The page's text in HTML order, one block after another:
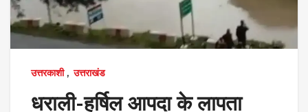
उत्तरकाशी, उत्तराखंड
धराली-हर्षिल आपदा के लापता